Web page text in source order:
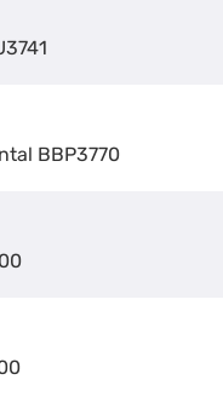
BBP3770